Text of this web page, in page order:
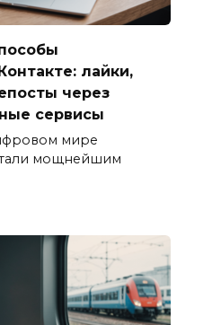
лайки,
через
сервисы
мире
мощнейшим